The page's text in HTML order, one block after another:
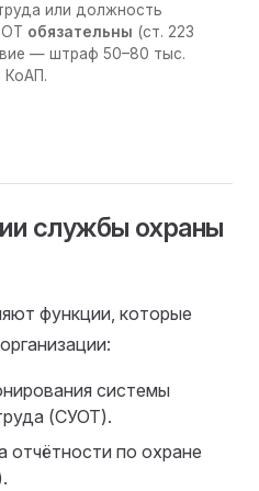
или должность
ОТ обязательны (ст. 223
— штраф 50–80 тыс.
КоАП.
службы охраны
функции, которые
системы
(СУОТ).
отчётности по охране